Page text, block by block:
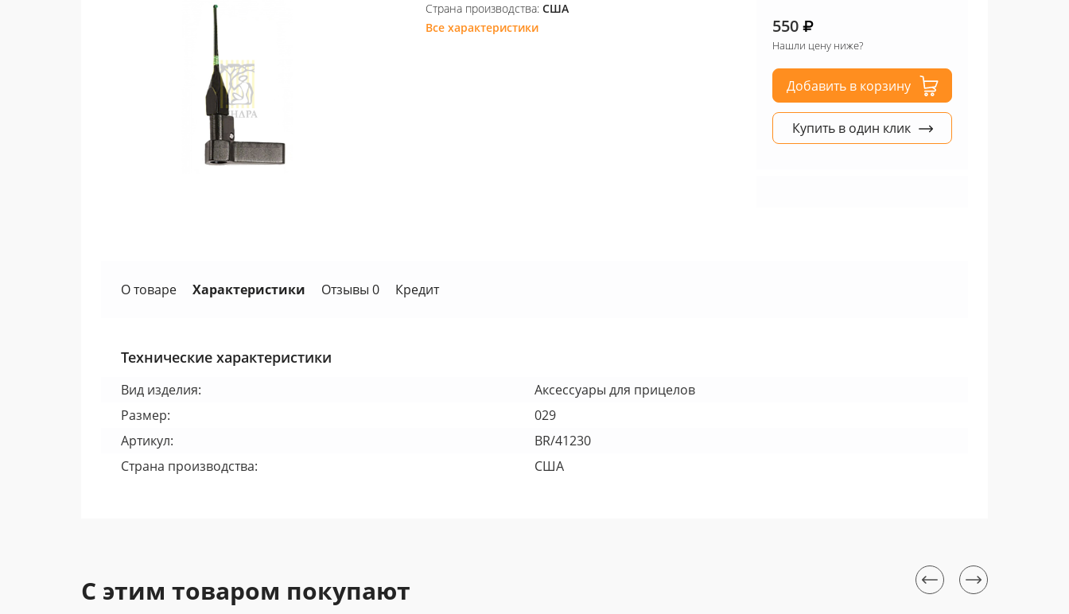
Страна производства:США
Все характеристики
550
Нашли цену ниже?
Добавить в корзину
Купить в один клик
О товаре Характеристики Отзывы 0 Кредит
Технические характеристики
Вид изделия:
Аксессуары для прицелов
Размер:
029
Артикул:
BR/41230
Страна производства:
США
С этим товаром покупают